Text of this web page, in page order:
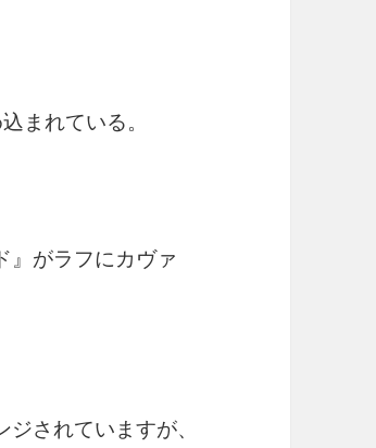
まれている。
』がラフにカヴァ
されていますが、